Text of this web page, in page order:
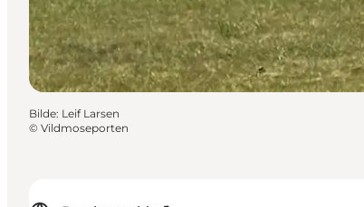
Bilde: Leif Larsen
© Vildmoseporten